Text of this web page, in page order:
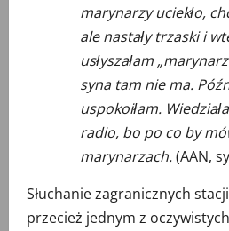
marynarzy uciekło,
ale nastały trzaski i
usłyszałam
syna tam nie ma.
uspokoiłam.
radio, bo po co by
marynarzach.(AAN,
Słuchanie zagranicznych
przecież jednym z